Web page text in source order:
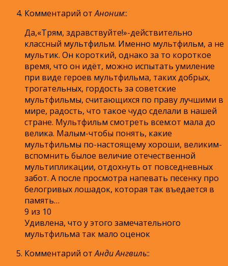
Комментарий отАноним::
Да,«Трям, здравствуйте!»-действительно
классный мультфильм. Именно мультфильм, а не
мультик. Он короткий, однако за то короткое
время, что он идёт, можно испытать умиление
при виде героев мультфильма, таких добрых,
трогательных, гордость за советские
мультфильмы, считающихся по праву лучшими в
мире, радость, что такое чудо сделали в нашей
стране. Мультфильм смотреть всем:от мала до
велика. Малым-чтобы понять, какие
мультфильмы по-настоящему хороши, великим-
вспомнить былое величие отечественной
мультипликации, отдохнуть от повседневных
забот. А после просмотра напевать песенку про
белогривых лошадок, которая так въедается в
память…
9 из 10
Удивлена, что у этого замечательного
мультфильма так мало оценок
Комментарий отАнди Ангвиль::